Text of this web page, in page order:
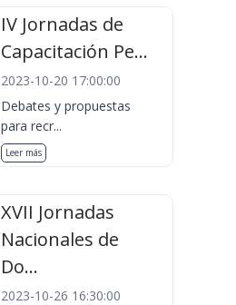
IV Jornadas de
Capacitación Pe...
2023-10-20 17:00:00
Debates y propuestas
para recr...
Leer más
XVII Jornadas
Nacionales de
Do...
2023-10-26 16:30:00